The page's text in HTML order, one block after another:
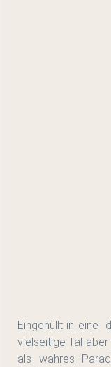
Eingehüllt in eine
vielseitige Tal
als wahres